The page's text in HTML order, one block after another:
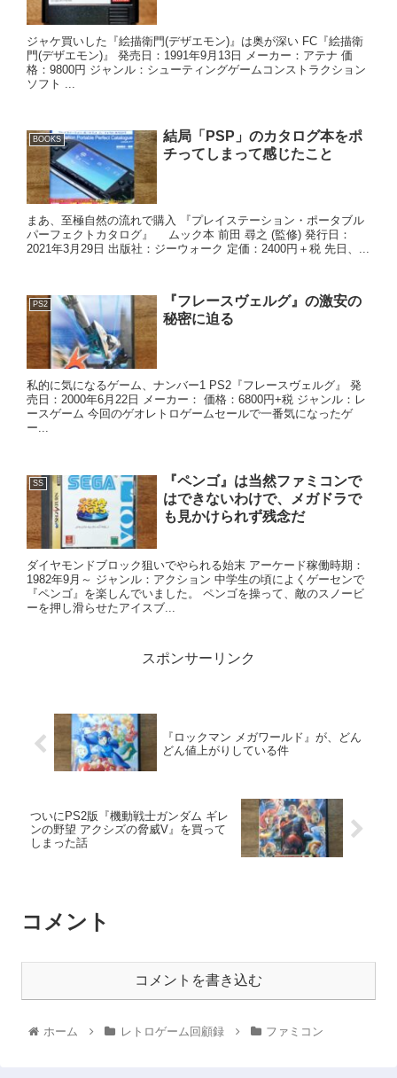
ジャケ買いした『絵描衛門(デザエモン)』は奥が深い FC『絵描衛
門(デザエモン)』 発売日：1991年9月13日 メーカー：アテナ 価
格：9800円 ジャンル：シューティングゲームコンストラクション
ソフト ...
BOOKS
結局「PSP」のカタログ本をポ
チってしまって感じたこと
まあ、至極自然の流れで購入 『プレイステーション・ポータブル
パーフェクトカタログ』 ムック本 前田 尋之 (監修) 発行日：
2021年3月29日 出版社：ジーウォーク 定価：2400円＋税 先日、...
PS2
『フレースヴェルグ』の激安の
秘密に迫る
私的に気になるゲーム、ナンバー1 PS2『フレースヴェルグ』 発
売日：2000年6月22日 メーカー： 価格：6800円+税 ジャンル：レ
ースゲーム 今回のゲオレトロゲームセールで一番気になったゲ
ー...
SS
『ペンゴ』は当然ファミコンで
はできないわけで、メガドラで
も見かけられず残念だ
ダイヤモンドブロック狙いでやられる始末 アーケード稼働時期：
1982年9月～ ジャンル：アクション 中学生の頃によくゲーセンで
『ペンゴ』を楽しんでいました。 ペンゴを操って、敵のスノービ
ーを押し滑らせたアイスブ...
スポンサーリンク
『ロックマン メガワールド』が、どん
どん値上がりしている件
ついにPS2版『機動戦士ガンダム ギレ
ンの野望 アクシズの脅威V』を買って
しまった話
コメント
コメントを書き込む
ホーム レトロゲーム回顧録 ファミコン